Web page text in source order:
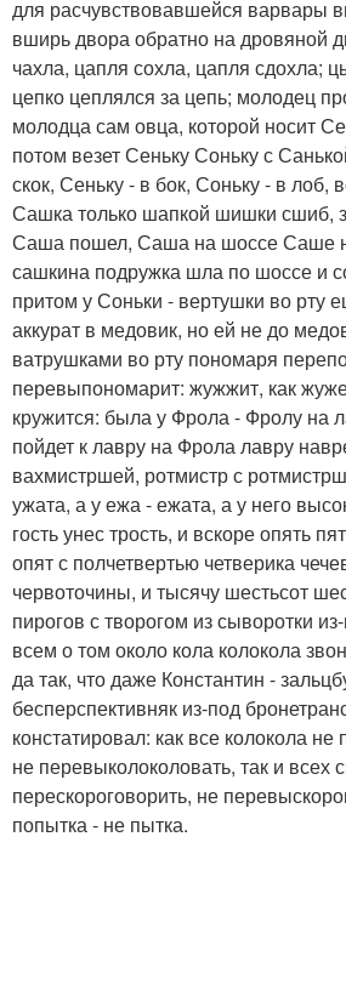
для расчувствовавшейся варвары
вширь двора обратно на дровяной
чахла, цапля сохла, цапля сдохла;
цепко цеплялся за цепь; молодец
молодца сам овца, которой носит
потом везет Сеньку Соньку с
скок, Сеньку - в бок, Соньку - в лоб,
Сашка только шапкой шишки сшиб,
Саша пошел, Саша на шоссе Саше
сашкина подружка шла по шоссе и
притом у Соньки - вертушки во рту
аккурат в медовик, но ей не до
ватрушками во рту пономаря
перевыпономарит: жужжит, как
кружится: была у Фрола - Фролу на
пойдет к лавру на Фрола лавру
вахмистршей, ротмистр с
ужата, а у ежа - ежата, а у него
гость унес трость, и вскоре опять
опят с полчетвертью четверика
червоточины, и тысячу шестьсот
пирогов с творогом из сыворотки
всем о том около кола колокола
да так, что даже Константин -
бесперспективняк из-под
констатировал: как все колокола не
не перевыколоколовать, так и всех
перескороговорить, не
попытка - не пытка.